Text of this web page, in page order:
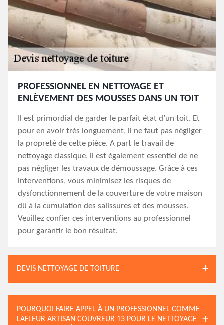
PROFESSIONNEL EN NETTOYAGE ET
ENLÈVEMENT DES MOUSSES DANS UN TOIT
Il est primordial de garder le parfait état d’un toit. Et
pour en avoir très longuement, il ne faut pas négliger
la propreté de cette pièce. A part le travail de
nettoyage classique, il est également essentiel de ne
pas négliger les travaux de démoussage. Grâce à ces
interventions, vous minimisez les risques de
dysfonctionnement de la couverture de votre maison
dû à la cumulation des salissures et des mousses.
Veuillez confier ces interventions au professionnel
pour garantir le bon résultat.
DEVIS NETTOYAGE DE TOITURE
POURQUOI FAIRE APPEL À UN PROFESSIONNEL COMME
LAFLEUR ARTISAN COUVREUR 13 POUR LE NETTOYAGE